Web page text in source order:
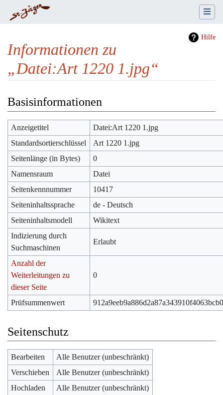
Hilfe
Informationen zu
„Datei:Art 1220 1.jpg“
Basisinformationen
Anzeigetitel
Datei:Art 1220 1.jpg
Standardsortierschlüssel
Art 1220 1.jpg
Seitenlänge (in Bytes)
0
Namensraum
Datei
Seitenkennnummer
10417
Seiteninhaltssprache
de - Deutsch
Seiteninhaltsmodell
Wikitext
Indizierung durch
Suchmaschinen
Erlaubt
Anzahl der
Weiterleitungen zu
dieser Seite
0
Prüfsummenwert
Seitenschutz
Bearbeiten
Alle Benutzer (unbeschränkt)
Verschieben
Alle Benutzer (unbeschränkt)
Hochladen
Alle Benutzer (unbeschränkt)